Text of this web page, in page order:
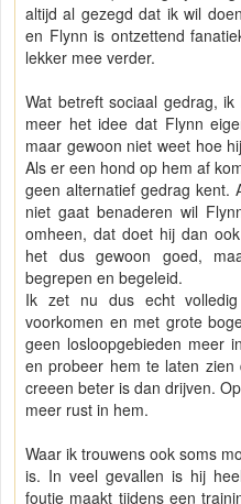
altijd al gezegd dat ik wil
en Flynn is ontzettend
lekker mee verder.
Wat betreft sociaal gedrag,
meer het idee dat Flynn
maar gewoon niet weet hoe
Als er een hond op hem af
geen alternatief gedrag kent.
niet gaat benaderen wil
omheen, dat doet hij dan
het dus gewoon goed,
begrepen en begeleid.
Ik zet nu dus echt
voorkomen en met grote
geen losloopgebieden meer
en probeer hem te laten
creeen beter is dan drijven.
meer rust in hem.
Waar ik trouwens ook soms
is. In veel gevallen is hij
foutje maakt tijdens een